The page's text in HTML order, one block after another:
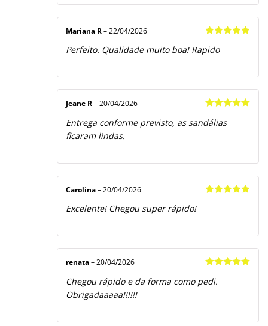
de 5
Mariana R – 22/04/2026
Perfeito. Qualidade muito boa! Rapido
de 5
Jeane R – 20/04/2026
Entrega conforme previsto, as sandálias
ficaram lindas.
Carolina – 20/04/2026
Excelente! Chegou super rápido!
de 5
renata – 20/04/2026
Chegou rápido e da forma como pedi.
Obrigadaaaaa!!!!!!